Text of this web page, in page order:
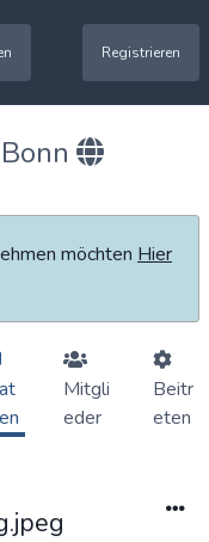
Registrieren
möchten Hier
Mitgli
eder
Beitr
eten